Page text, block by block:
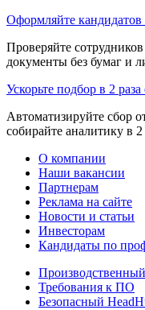
Оформляйте кандидатов
Проверяйте
документы без бумаг и
Ускорьте подбор в 2
Автоматизируйте сбор
собирайте аналитику в
О компании
Наши вакансии
Партнерам
Реклама на сайте
Новости и статьи
Инвесторам
Кандидаты по
Требования к ПО
Безопасный